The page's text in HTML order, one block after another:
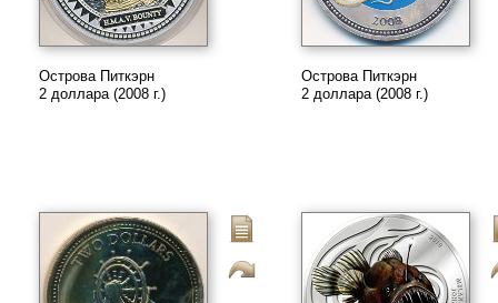
Острова Питкэрн
2 доллара (2008 г.)
Острова Питкэрн
2 доллара (2008 г.)